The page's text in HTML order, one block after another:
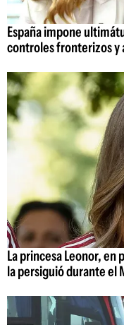
España impone
controles fronterizos y
La princesa Leonor, en
la persiguió durante el